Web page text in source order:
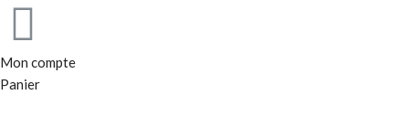
Mon compte
Panier